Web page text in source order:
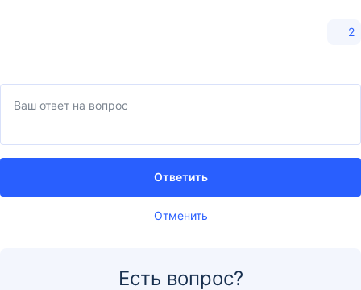
2
Отменить
Ответить
Есть вопрос?